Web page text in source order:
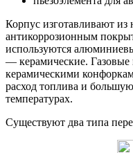
Корпус изготавливают
антикоррозионным
используются
— керамические.
керамическими
расход топлива и
температурах.
Существуют два типа